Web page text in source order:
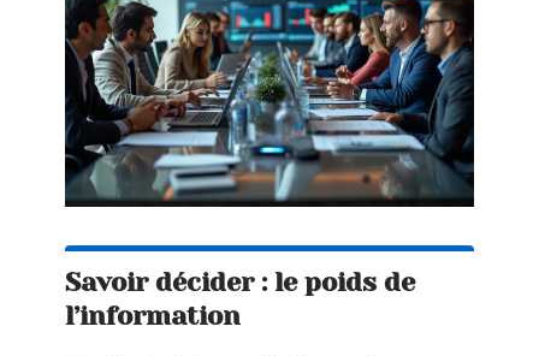
Savoir décider : le poids de
l’information